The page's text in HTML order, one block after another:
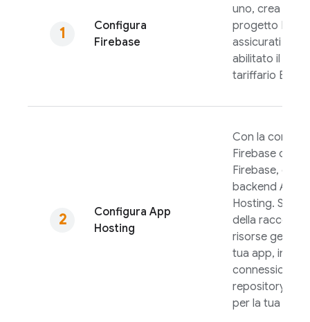
Configura
Firebase
uno, crea un
progetto
assicurati che
abilitato il
tariffario Blaze.
Configura App
Hosting
Con la console
Firebase o la
Firebase, crea
backend App
Hosting. Si
della raccolta
risorse gestite
tua app,
connessione al
repository
per la tua app.